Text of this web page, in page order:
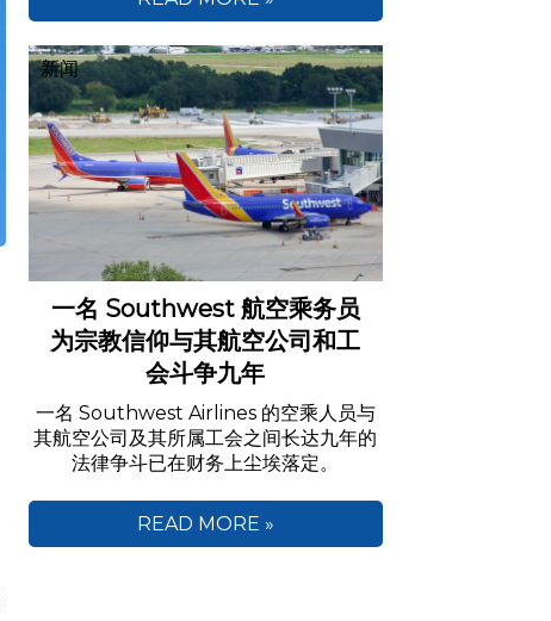
一名 Southwest 航空乘务员
为宗教信仰与其航空公司和工
会斗争九年
一名 Southwest Airlines 的空乘人员与
其航空公司及其所属工会之间长达九年的
法律争斗已在财务上尘埃落定。
新闻
READ MORE »